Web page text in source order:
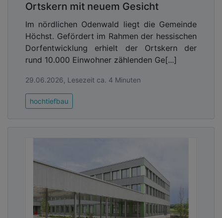
Ortskern mit neuem Gesicht
Im nördlichen Odenwald liegt die Gemeinde
Höchst. Gefördert im Rahmen der hessischen
Dorfentwicklung erhielt der Ortskern der
rund 10.000 Einwohner zählenden Ge[...]
29.06.2026, Lesezeit ca. 4 Minuten
hochtiefbau